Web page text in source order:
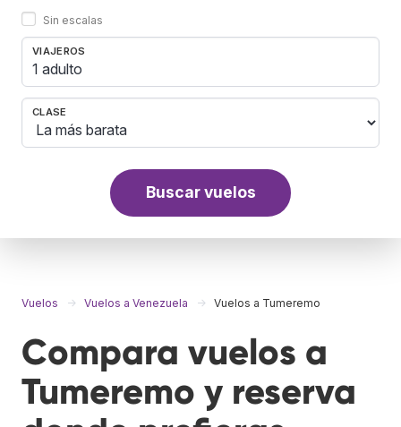
Sin escalas
VIAJEROS
1 adulto
CLASE
Buscar vuelos
Vuelos Vuelos a Venezuela Vuelos a Tumeremo
Compara vuelos a
Tumeremo y reserva